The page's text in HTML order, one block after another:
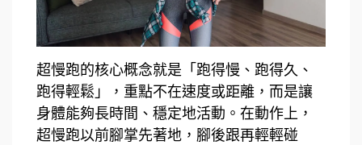
超慢跑的核心概念就是「跑得慢、跑得久、
跑得輕鬆」，重點不在速度或距離，而是讓
身體能夠長時間、穩定地活動。在動作上，
超慢跑以前腳掌先著地，腳後跟再輕輕碰